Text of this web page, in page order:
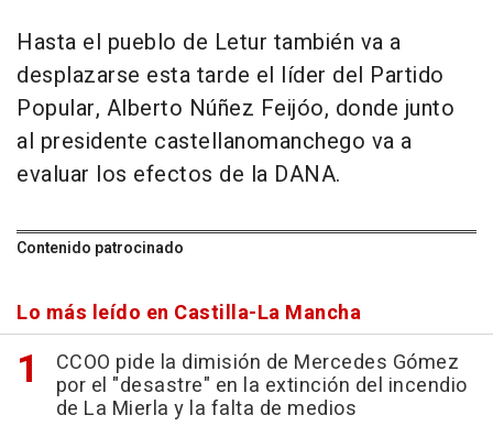
Hasta el pueblo de Letur también va a
desplazarse esta tarde el líder del Partido
Popular, Alberto Núñez Feijóo, donde junto
al presidente castellanomanchego va a
evaluar los efectos de la DANA.
Contenido patrocinado
Lo más leído en Castilla-La Mancha
CCOO pide la dimisión de Mercedes Gómez
por el "desastre" en la extinción del incendio
de La Mierla y la falta de medios